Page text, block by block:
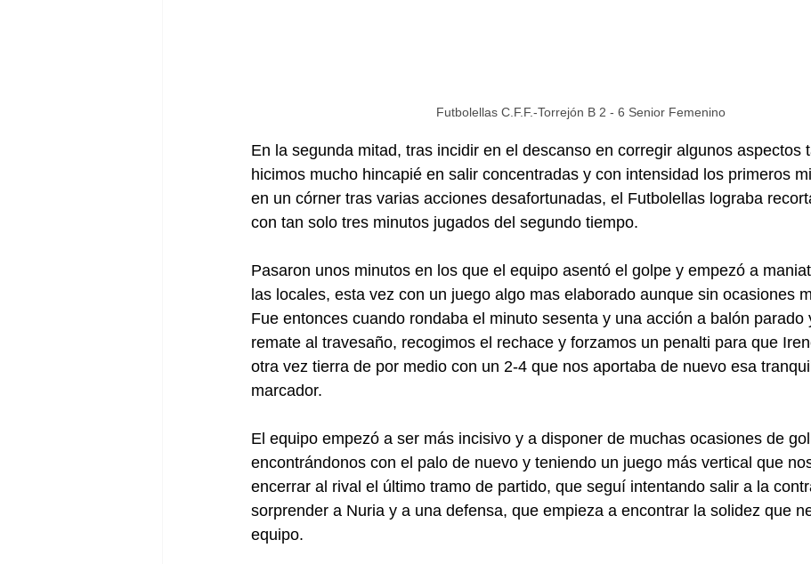
Futbolellas C.F.F.-Torrejón B 2 - 6 Senior Femenino
En la segunda mitad, tras incidir en el descanso en corregir algunos aspectos
hicimos mucho hincapié en salir concentradas y con intensidad los primeros
en un córner tras varias acciones desafortunadas, el Futbolellas lograba
con tan solo tres minutos jugados del segundo tiempo.
Pasaron unos minutos en los que el equipo asentó el golpe y empezó a
las locales, esta vez con un juego algo mas elaborado aunque sin ocasiones
Fue entonces cuando rondaba el minuto sesenta y una acción a balón parado
remate al travesaño, recogimos el rechace y forzamos un penalti para que
otra vez tierra de por medio con un 2-4 que nos aportaba de nuevo esa
marcador.
El equipo empezó a ser más incisivo y a disponer de muchas ocasiones de
encontrándonos con el palo de nuevo y teniendo un juego más vertical que
encerrar al rival el último tramo de partido, que seguí intentando salir a la
sorprender a Nuria y a una defensa, que empieza a encontrar la solidez que
equipo.